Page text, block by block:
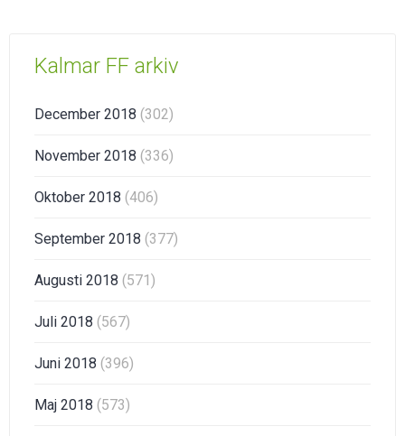
Kalmar FF arkiv
December 2018 (302)
November 2018 (336)
Oktober 2018 (406)
September 2018 (377)
Augusti 2018 (571)
Juli 2018 (567)
Juni 2018 (396)
Maj 2018 (573)